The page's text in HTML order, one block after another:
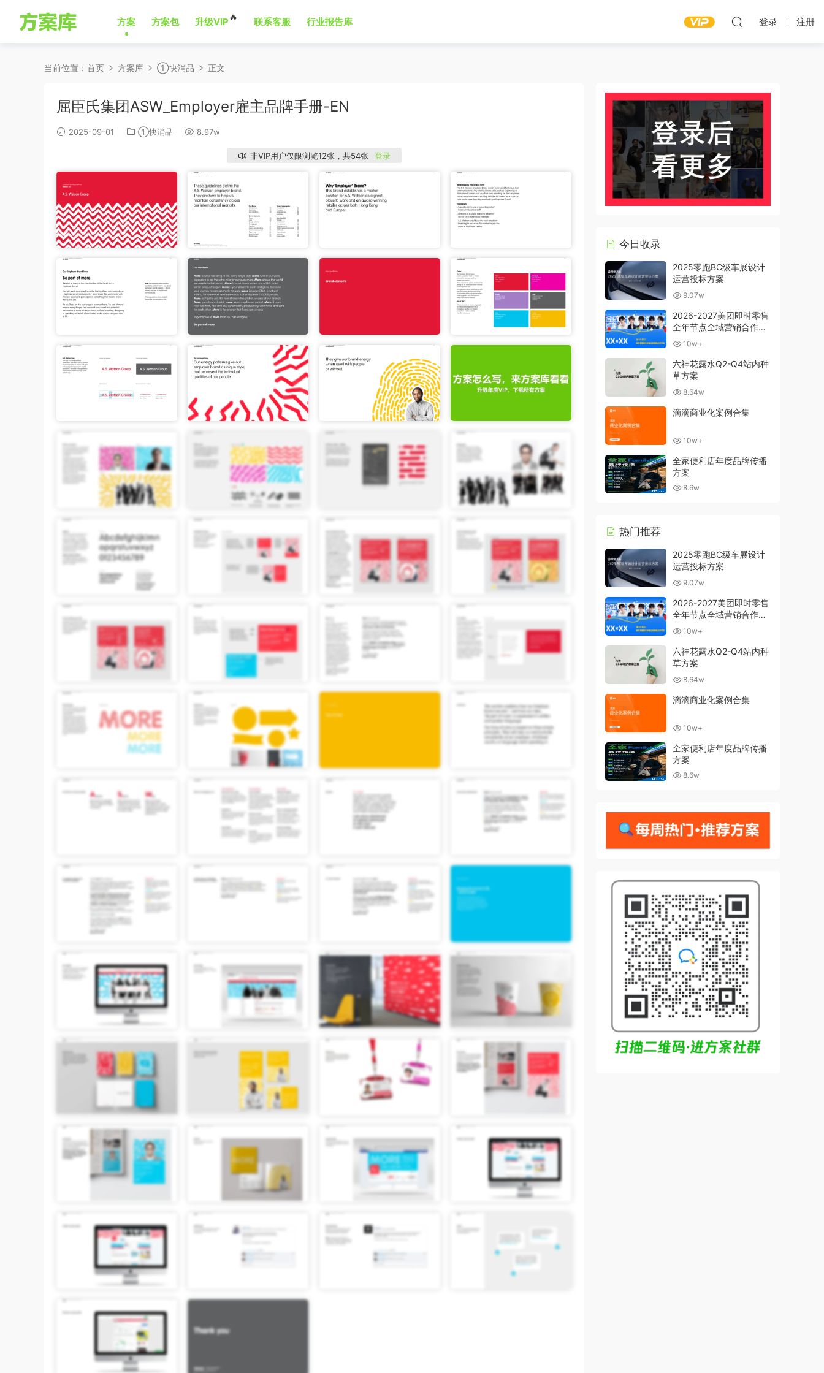
方案 方案包 升级VIP🔥 联系客服 行业报告库 登录 注册
当前位置： 首页 方案库 ①快消品 正文
屈臣氏集团ASW_Employer雇主品牌手册-EN
2025-09-01 ①快消品 8.97w
非VIP用户仅限浏览12张，共54张 登录
今日收录
2025零跑BC级车展设计
运营投标方案
9.07w
2026-2027美团即时零售
全年节点全域营销合作方
案 10w+
六神花露水Q2-Q4站内种
草方案
8.64w
滴滴商业化案例合集
10w+
全家便利店年度品牌传播
方案
8.6w
热门推荐
2025零跑BC级车展设计
运营投标方案
9.07w
2026-2027美团即时零售
全年节点全域营销合作方
案 10w+
六神花露水Q2-Q4站内种
草方案
8.64w
滴滴商业化案例合集
10w+
全家便利店年度品牌传播
方案
8.6w